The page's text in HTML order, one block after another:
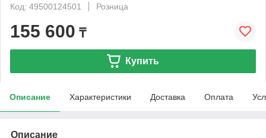
Код: 49500124501
Розница
155 600 ₸
Купить
Описание Характеристики Доставка Оплата
Описание